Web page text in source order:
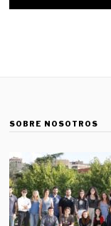
SOBRE NOSOTROS